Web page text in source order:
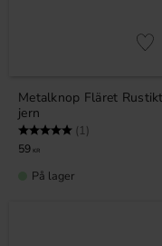
Metalknop Fläret Rustikt
jern
Vurdering: (1)
59 KR
På lager